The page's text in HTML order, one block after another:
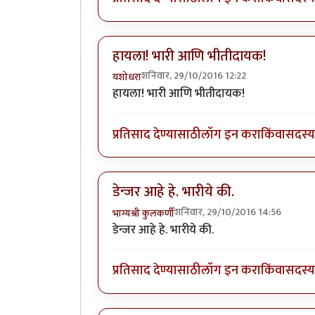
हायला! भारी आणि भीतीदायक!
यशोधराशनिवार, 29/10/2016 12:22
हायला! भारी आणि भीतीदायक!
प्रतिसाद देण्यासाठीलॉग इन कराकिंवासदस्य
डेन्जर आहे हे. भारीये की.
भाग्यश्री कुलकर्णीशनिवार, 29/10/2016 14:56
डेन्जर आहे हे. भारीये की.
प्रतिसाद देण्यासाठीलॉग इन कराकिंवासदस्य